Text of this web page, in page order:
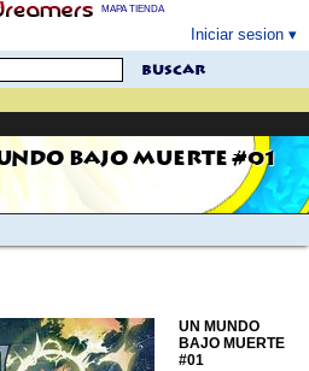
MAPA TIENDA
Iniciar sesion
buscar
BAJO MUERTE #01
UN MUNDO
BAJO MUERTE
#01